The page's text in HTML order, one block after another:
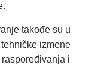
takođe su u
izmene
i